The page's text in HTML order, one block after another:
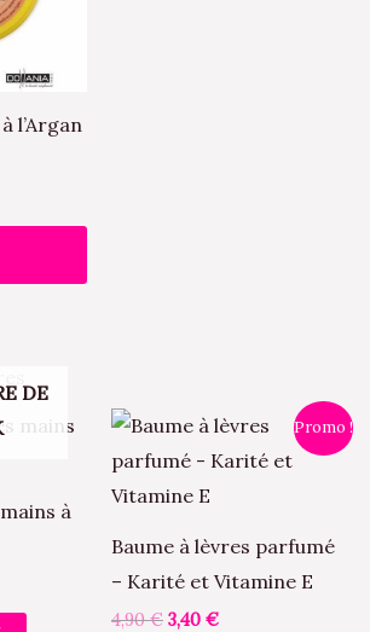
l’Argan
DE
à
Promo !
Baume à lèvres parfumé
– Karité et Vitamine E
4,90€
Le
initial
4,90 €.
3,40 €
Le
actuel
Ce